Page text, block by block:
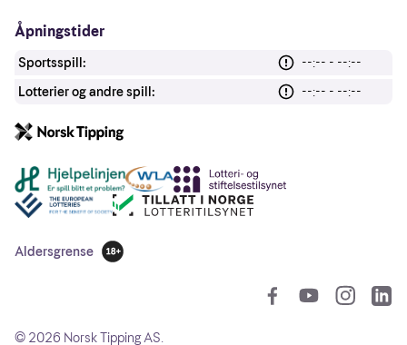
Åpningstider
Sportsspill:
--:-- - --:--
Lotterier og andre spill:
--:-- - --:--
Andre lenker
Aldersgrense
18 år
© 2026 Norsk Tipping AS.